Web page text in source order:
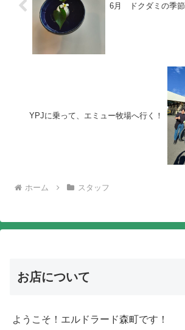
6月 ドクダミの季節
YPJに乗って、エミュー牧場へ行く！
ホーム スタッフ
お店について
ようこそ！エルドラード森町です！